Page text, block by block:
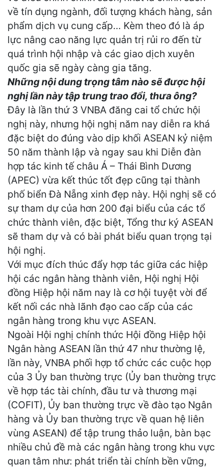
về tín dụng ngành, đối tượng khách hàng, sản
phẩm dịch vụ cung cấp… Kèm theo đó là áp
lực nâng cao năng lực quản trị rủi ro đến từ
quá trình hội nhập và các giao dịch xuyên
quốc gia sẽ ngày càng gia tăng.
Những nội dung trọng tâm nào sẽ được hội
nghị lần này tập trung trao đổi, thưa ông?
Đây là lần thứ 3 VNBA đăng cai tổ chức hội
nghị này, nhưng hội nghị năm nay diễn ra khá
đặc biệt do đúng vào dịp khối ASEAN kỷ niệm
50 năm thành lập và ngay sau khi Diễn đàn
hợp tác kinh tế châu Á – Thái Bình Dương
(APEC) vừa kết thúc tốt đẹp cũng tại thành
phố biển Đà Nẵng xinh đẹp này. Hội nghị sẽ có
sự tham dự của hơn 200 đại biểu của các tổ
chức thành viên, đặc biệt, Tổng thư ký ASEAN
sẽ tham dự và có bài phát biểu quan trọng tại
hội nghị.
Với mục đích thúc đẩy hợp tác giữa các hiệp
hội các ngân hàng thành viên, Hội nghị Hội
đồng Hiệp hội năm nay là cơ hội tuyệt vời để
kết nối các nhà lãnh đạo cao cấp của các
ngân hàng trong khu vực ASEAN.
Ngoài Hội nghị chính thức Hội đồng Hiệp hội
Ngân hàng ASEAN lần thứ 47 như thường lệ,
lần này, VNBA phối hợp tổ chức các cuộc họp
của 3 Ủy ban thường trực (Ủy ban thường trực
về hợp tác tài chính, đầu tư và thương mại
(COFIT), Ủy ban thường trực về đào tạo Ngân
hàng và Ủy ban thường trực về quan hệ liên
vùng ASEAN) để tập trung thảo luận, bàn bạc
nhiều chủ đề mà các ngân hàng trong khu vực
quan tâm như: phát triển tài chính bền vững,